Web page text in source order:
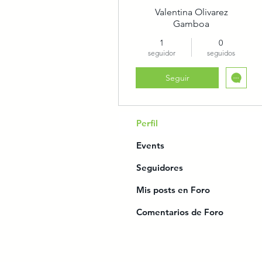
Valentina Olivarez
Gamboa
1
seguidor
0
seguidos
Seguir
Perfil
Events
Seguidores
Mis posts en Foro
Comentarios de Foro